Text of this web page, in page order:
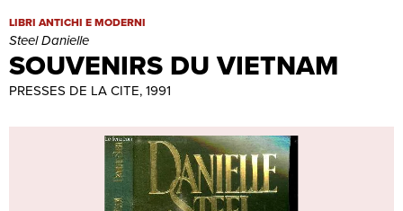
SOUVENIRS DU VIETNAM
SOUVENIRS DU VIETNAM | Libri antichi e moderni | Steel Danielle
LIBRI ANTICHI E MODERNI
Steel Danielle
PRESSES DE LA CITE, 1991